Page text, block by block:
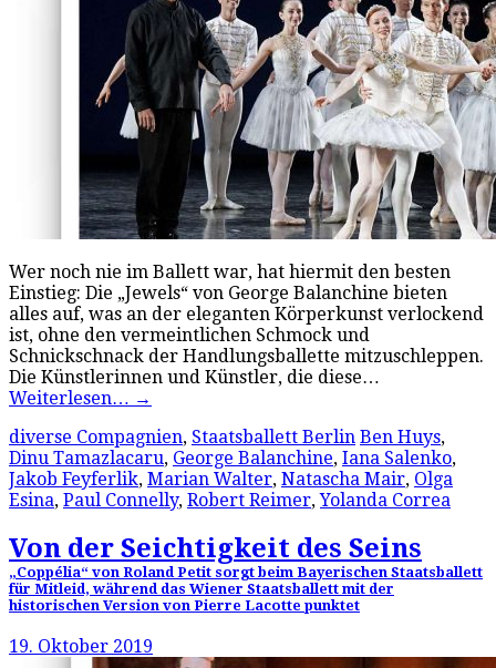
Wer noch nie im Ballett war, hat hiermit den besten
Einstieg: Die „Jewels“ von George Balanchine bieten
alles auf, was an der eleganten Körperkunst verlockend
ist, ohne den vermeintlichen Schmock und
Schnickschnack der Handlungsballette mitzuschleppen.
Die Künstlerinnen und Künstler, die diese…
Weiterlesen… →
diverse Compagnien, Staatsballett Berlin Ben Huys,
Dinu Tamazlacaru, George Balanchine, Iana Salenko,
Jakob Feyferlik, Marian Walter, Natascha Mair, Olga
Esina, Paul Connelly, Robert Reimer,Yolanda Correa
Von der Seichtigkeit des Seins
„Coppélia“ von Roland Petit sorgt beim Bayerischen Staatsballett
für Mitleid, während das Wiener Staatsballett mit der
historischen Version von Pierre Lacotte punktet
19. Oktober 2019